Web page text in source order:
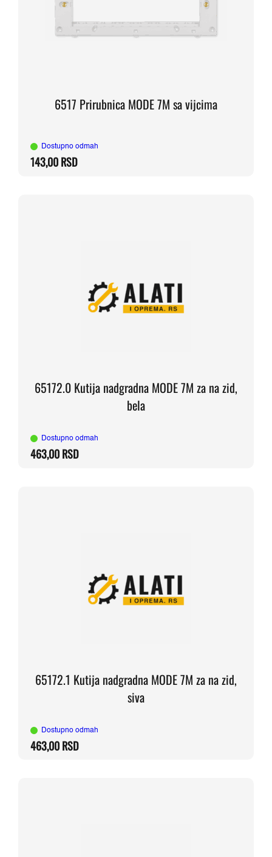
6517 Prirubnica MODE 7M sa vijcima
Dostupno odmah
143,00RSD
65172.0 Kutija nadgradna MODE 7M za na zid,
bela
Dostupno odmah
463,00RSD
65172.1 Kutija nadgradna MODE 7M za na zid,
siva
Dostupno odmah
463,00RSD